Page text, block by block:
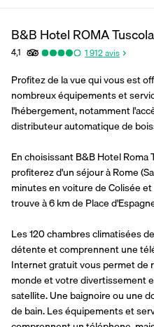
B&B Hotel ROMA
4,1 1 912avis
Profitez de la vue qui vous est
nombreux équipements et
l'hébergement, notamment
distributeur automatique de
En choisissant B&B Hotel Roma
profiterez d'un séjour à Rome
minutes en voiture de Colisée
trouve à 6 km de Place
Les 120 chambres climatisées
détente et comprennent une
Internet gratuit vous permet de
monde et votre divertissement
satellite. Une baignoire ou une
de bain. Les équipements et